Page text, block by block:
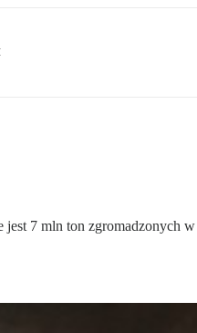
7 mln ton